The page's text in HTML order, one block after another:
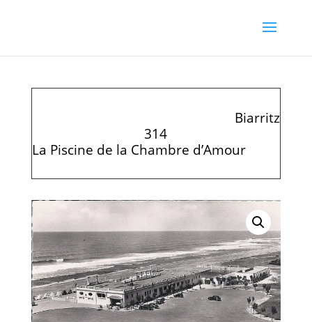
Biarritz
314
La Piscine de la Chambre d’Amour